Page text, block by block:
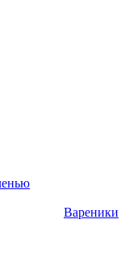
Вареники